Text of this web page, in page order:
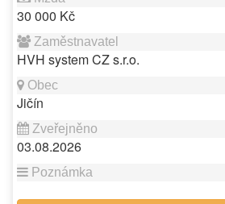
30 000 Kč
HVH system CZ s.r.o.
Jičín
03.08.2026